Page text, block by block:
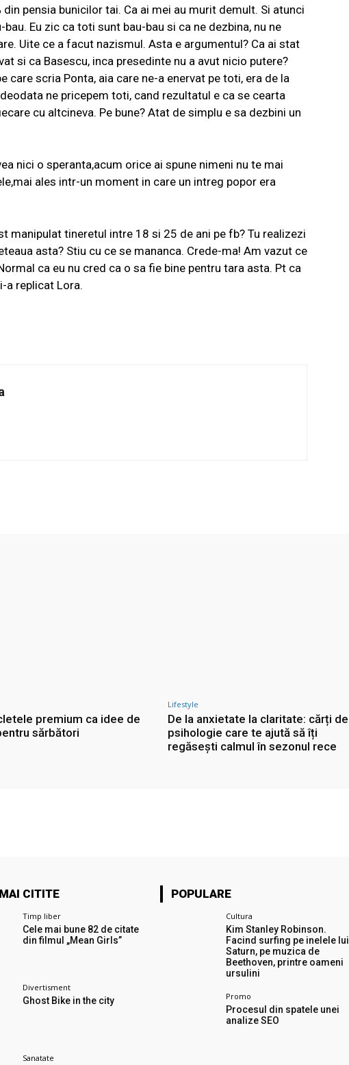
pensia bunicilor tai. Ca ai mei au murit demult. Si atunci
Eu zic ca toti sunt bau-bau si ca ne dezbina, nu ne
Uite ce a facut nazismul. Asta e argumentul? Ca ai stat
si ca Basescu, inca presedinte nu a avut nicio putere?
care scria Ponta, aia care ne-a enervat pe toti, era de la
ne pricepem toti, cand rezultatul e ca se cearta
cu altcineva. Pe bune? Atat de simplu e sa dezbini un
nici o speranta,acum orice ai spune nimeni nu te mai
ales intr-un moment in care un intreg popor era
manipulat tineretul intre 18 si 25 de ani pe fb? Tu realizezi
asta? Stiu cu ce se mananca. Crede-ma! Am vazut ce
ca eu nu cred ca o sa fie bine pentru tara asta. Pt ca
a replicat Lora.
premium ca idee de
sărbători
Lifestyle
De la anxietate la claritate: cărți de
psihologie care te ajută să îți
regăsești calmul în sezonul rece
CITITE
Timp liber
Cele mai bune 82 de citate
din filmul „Mean Girls”
Divertisment
Ghost Bike in the city
Sanatate
POPULARE
Cultura
Kim Stanley Robinson.
Facind surfing pe inelele lui
Saturn, pe muzica de
Beethoven, printre oameni
ursulini
Promo
Procesul din spatele unei
analize SEO